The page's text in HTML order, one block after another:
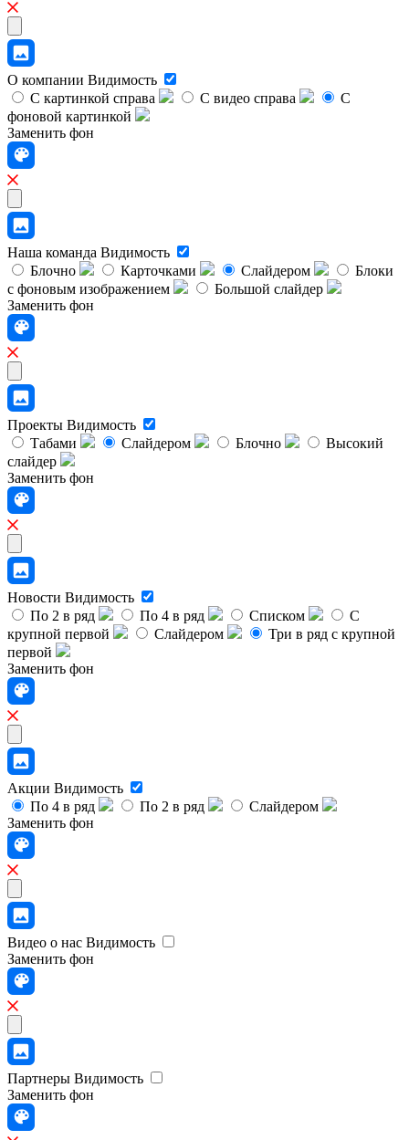
О компании Видимость
С картинкой справа
С видео справа
С
фоновой картинкой
Заменить фон
Наша команда Видимость
Блочно
Карточками Слайдером
Блоки
с фоновым изображением
Большой слайдер
Заменить фон
Проекты Видимость
Табами
Слайдером Блочно
Высокий
слайдер
Заменить фон
Новости Видимость
По 2 в ряд
По 4 в ряд Списком
С
крупной первой
Слайдером
Три в ряд с крупной
первой
Заменить фон
Акции Видимость
По 4 в ряд
По 2 в ряд
Слайдером
Заменить фон
Видео о нас Видимость
Заменить фон
Партнеры Видимость
Заменить фон